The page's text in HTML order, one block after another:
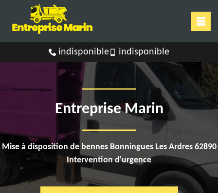
indisponible indisponible
Entreprise Marin
Mise à disposition de bennes Bonningues Les Ardres 62890
Intervention d'urgence